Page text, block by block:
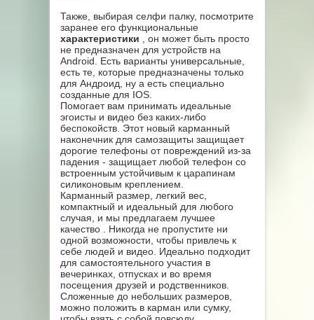
Также, выбирая селфи палку, посмотрите
заранее его функциональные
характеристики
, он может быть просто
не предназначен для устройств на
Android. Есть варианты универсальные,
есть те, которые предназначены только
для Андроид, ну а есть специально
созданные для IOS.
Помогает вам принимать идеальные
эгоисты и видео без каких-либо
беспокойств. Этот новый карманный
наконечник для самозащиты защищает
дорогие телефоны от повреждений из-за
падения - защищает любой телефон со
встроенным устойчивым к царапинам
силиконовым креплением.
Карманный размер, легкий вес,
компактный и идеальный для любого
случая, и мы предлагаем лучшее
качество . Никогда не пропустите ни
одной возможности, чтобы привлечь к
себе людей и видео. Идеально подходит
для самостоятельного участия в
вечеринках, отпусках и во время
посещения друзей и родственников.
Сложенные до небольших размеров,
можно положить в карман или сумку,